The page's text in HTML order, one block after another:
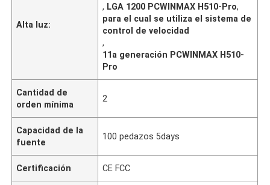
Alta luz:
, LGA 1200 PCWINMAX H510-Pro,
para el cual se utiliza el sistema de
control de velocidad
,
11a generación PCWINMAX H510-
Pro
Cantidad de
orden mínima
2
Capacidad de la
fuente
100 pedazos 5days
Certificación CE FCC